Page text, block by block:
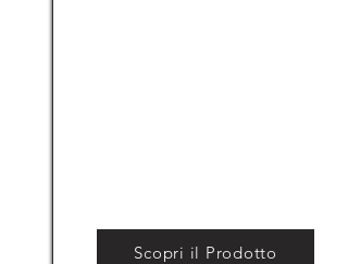
Scopri il Prodotto